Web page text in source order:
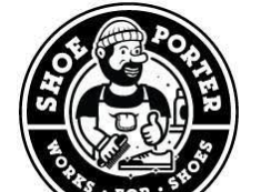
Home 2026